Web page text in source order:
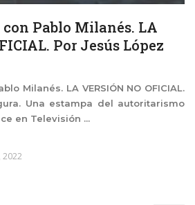
Pablo Milanés. LA
Por Jesús López
Milanés. LA VERSIÓN NO OFICIAL.
Una estampa del autoritarismo
en Televisión ...